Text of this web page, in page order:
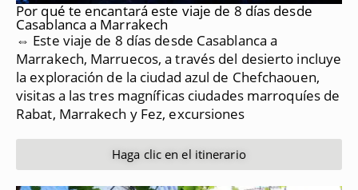
Por qué te encantará este viaje de 8 días desde
Casablanca a Marrakech
⇔ Este viaje de 8 días desde Casablanca a
Marrakech, Marruecos, a través del desierto incluye
la exploración de la ciudad azul de Chefchaouen,
visitas a las tres magníficas ciudades marroquíes de
Rabat, Marrakech y Fez, excursiones
Haga clic en el itinerario